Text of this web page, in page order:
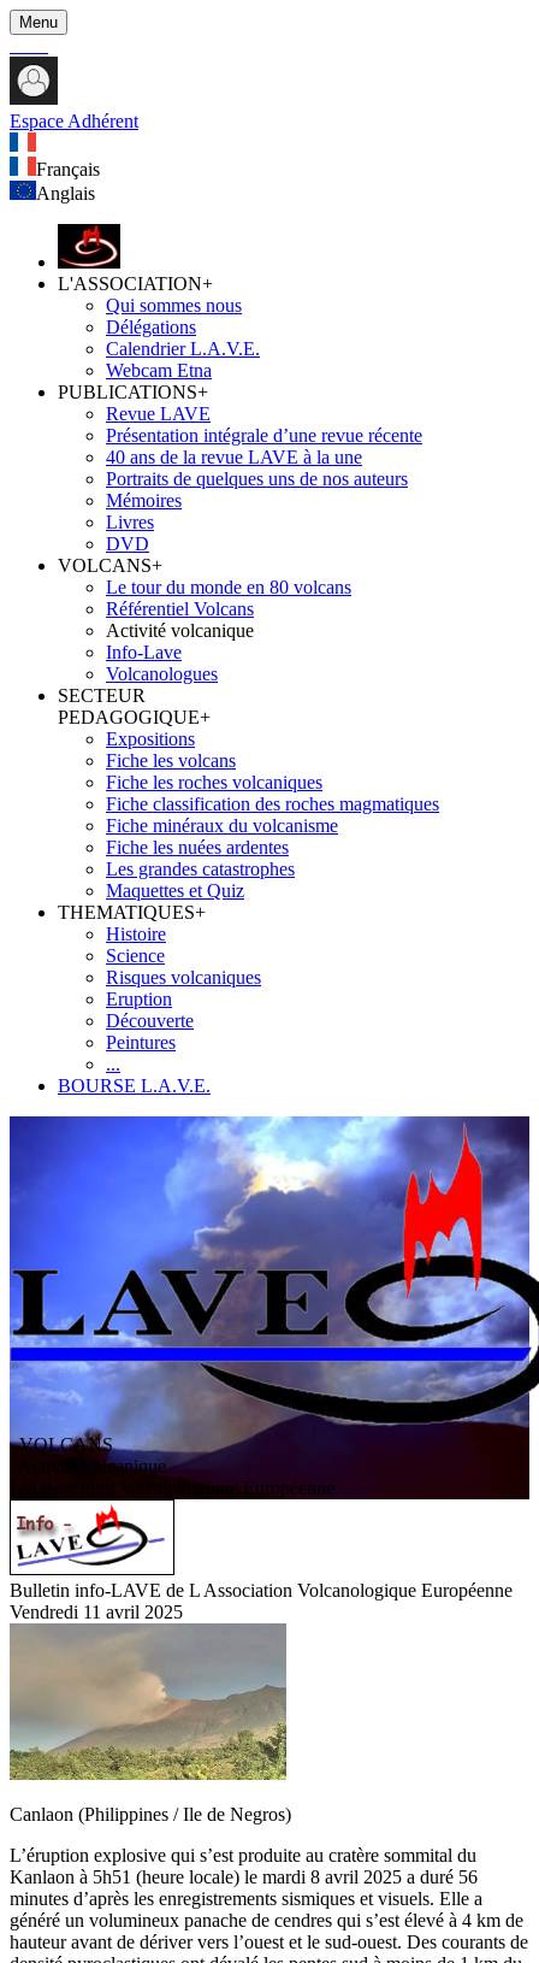
Menu
Espace Adhérent
Français
Anglais
L'ASSOCIATION+
Qui sommes nous
Délégations
Calendrier L.A.V.E.
Webcam Etna
PUBLICATIONS+
Revue LAVE
Présentation intégrale d’une revue récente
40 ans de la revue LAVE à la une
Portraits de quelques uns de nos auteurs
Mémoires
Livres
DVD
VOLCANS+
Le tour du monde en 80 volcans
Référentiel Volcans
Activité volcanique
Info-Lave
Volcanologues
SECTEUR
PEDAGOGIQUE+
Expositions
Fiche les volcans
Fiche les roches volcaniques
Fiche classification des roches magmatiques
Fiche minéraux du volcanisme
Fiche les nuées ardentes
Les grandes catastrophes
Maquettes et Quiz
THEMATIQUES+
Histoire
Science
Risques volcaniques
Eruption
Découverte
Peintures
...
BOURSE L.A.V.E.
VOLCANS
/ Activité volcanique
ssociation V olcanologiqueEuropéenne
Bulletin info-LAVE de L Association Volcanologique Européenne
Vendredi 11 avril 2025
Canlaon (Philippines / Ile de Negros)
L’éruption explosive qui s’est produite au cratère sommital du
Kanlaon à 5h51 (heure locale) le mardi 8 avril 2025 a duré 56
minutes d’après les enregistrements sismiques et visuels. Elle a
généré un volumineux panache de cendres qui s’est élevé à 4 km de
hauteur avant de dériver vers l’ouest et le sud-ouest. Des courants de